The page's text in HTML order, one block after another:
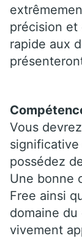
précision et
rapide aux
Vous
possédez
Une bonne
Free ainsi
domaine
vivement